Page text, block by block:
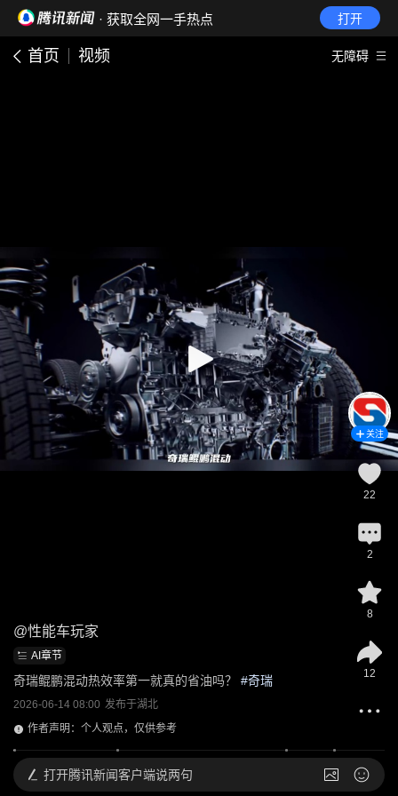
· 获取全网一手热点 打开
首页 视频 无障碍
@性能车玩家
AI章节
奇瑞鲲鹏混动热效率第一就真的省油吗？ #奇瑞
2026-06-14 08:00 发布于湖北
作者声明：个人观点，仅供参考
关注
22
2
8
12
打开腾讯新闻客户端说两句